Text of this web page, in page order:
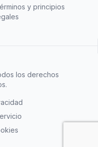
y principios
los derechos